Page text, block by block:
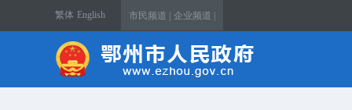
繁体 English 市民频道 | 企业频道 |